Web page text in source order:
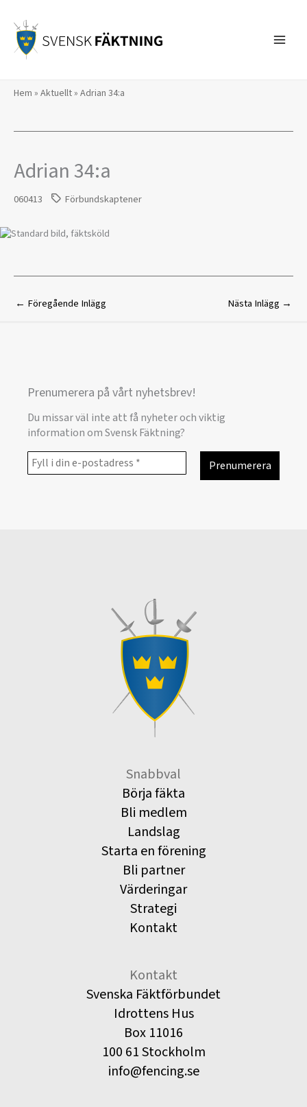
innehåll
Hem » Aktuellt» Adrian 34:a
Adrian 34:a
060413 Förbundskaptener
← Föregående Inlägg Nästa Inlägg →
Prenumerera på vårt nyhetsbrev!
Du missar väl inte att få nyheter och viktig
information om Svensk Fäktning?
Snabbval
Börja fäkta
Bli medlem
Landslag
Starta en förening
Bli partner
Värderingar
Strategi
Kontakt
Kontakt
Svenska Fäktförbundet
Idrottens Hus
Box 11016
100 61 Stockholm
info@fencing.se